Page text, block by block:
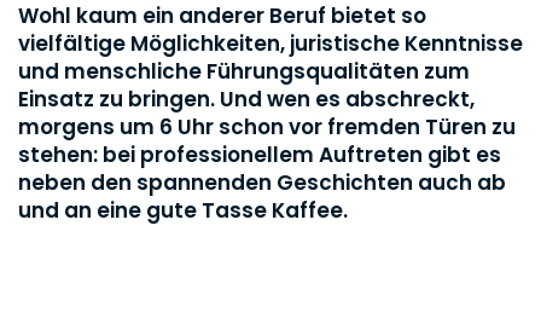
Wohl kaum ein anderer Beruf bietet so
vielfältige Möglichkeiten, juristische Kenntnisse
und menschliche Führungsqualitäten zum
Einsatz zu bringen. Und wen es abschreckt,
morgens um 6 Uhr schon vor fremden Türen zu
stehen: bei professionellem Auftreten gibt es
neben den spannenden Geschichten auch ab
und an eine gute Tasse Kaffee.